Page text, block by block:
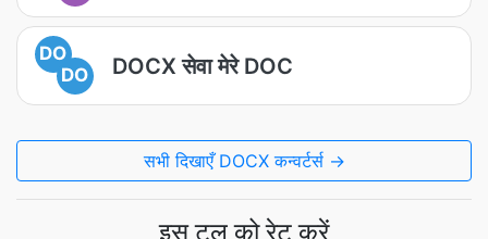
DO
DO
DOCX सेवा मेरे DOC
सभी दिखाएँ DOCX कन्वर्टर्स →
इस टूल को रेट करें